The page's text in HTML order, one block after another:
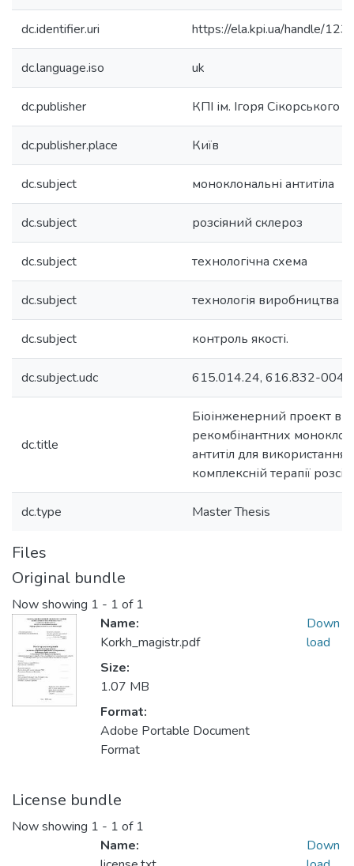
dc.identifier.uri https://ela.kpi.ua/handle/
dc.language.iso uk
dc.publisher КПІ ім. Ігоря Сікорського
dc.publisher.place Київ
dc.subject моноклональні антитіла
dc.subject розсіяний склероз
dc.subject технологічна схема
dc.subject технологія виробництва
dc.subject контроль якості.
dc.subject.udc 615.014.24, 616.832-
dc.title
Біоінженерний проект
рекомбінантних
антитіл для використання
комплексній терапії
dc.type Master Thesis
Files
Original bundle
Now showing 1 - 1 of 1
Name:
Korkh_magistr.pdf
Size:
1.07 MB
Format:
Adobe Portable Document
Format
Down
load
License bundle
Now showing 1 - 1 of 1
Name:
Down